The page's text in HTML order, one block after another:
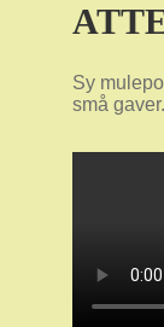
Sy
små gaver.